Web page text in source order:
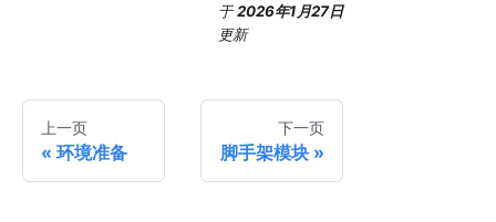
于2026年1月27日
更新
上一页
环境准备
下一页
脚手架模块